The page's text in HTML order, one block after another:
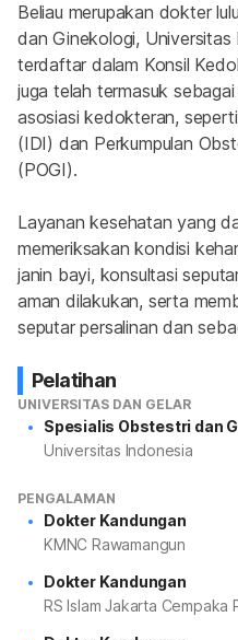
Beliau merupakan dokter
dan Ginekologi,
terdaftar dalam Konsil
juga telah termasuk
asosiasi kedokteran,
(IDI) dan Perkumpulan
(POGI).
Layanan kesehatan yang
memeriksakan kondisi
janin bayi, konsultasi
aman dilakukan, serta
seputar persalinan dan
Pelatihan
UNIVERSITAS DAN GELAR
Spesialis Obstestri dan
Universitas Indonesia
PENGALAMAN
Dokter Kandungan
KMNC Rawamangun
Dokter Kandungan
RS Islam Jakarta Cempaka